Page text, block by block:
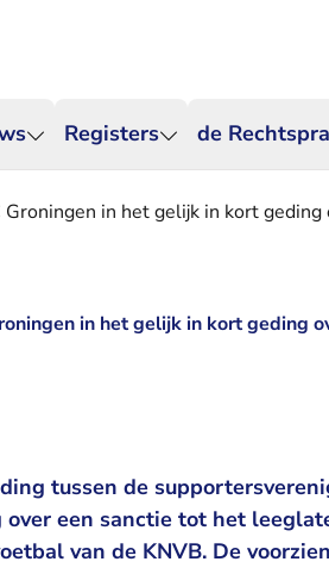
Registers de
in het gelijk in kort geding
in het gelijk in kort geding
tussen de
een sanctie tot het
van de KNVB. De